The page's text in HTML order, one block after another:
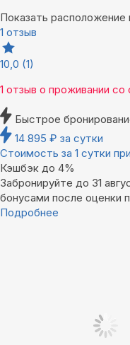
Показать расположение
1 отзыв
10,0 (1)
1 отзыв о проживании со
Быстрое
14 895 ₽ за сутки
Стоимость за 1 сутки
Кэшбэк до 4%
Забронируйте до 31
бонусами после оценки
Подробнее